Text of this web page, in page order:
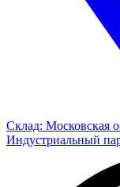
Склад: Московская
Индустриальный